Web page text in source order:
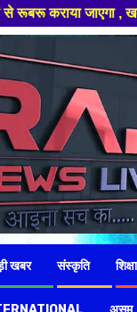
ओर विज्ञापन के
खबर संस्कृति शिक्षा